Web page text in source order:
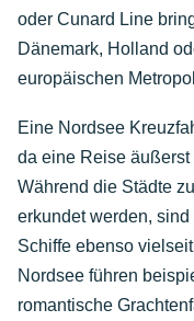
oder Cunard Line
Dänemark, Holland
europäischen
Eine Nordsee
da eine Reise
Während die Städte
erkundet werden,
Schiffe ebenso
Nordsee führen
romantische